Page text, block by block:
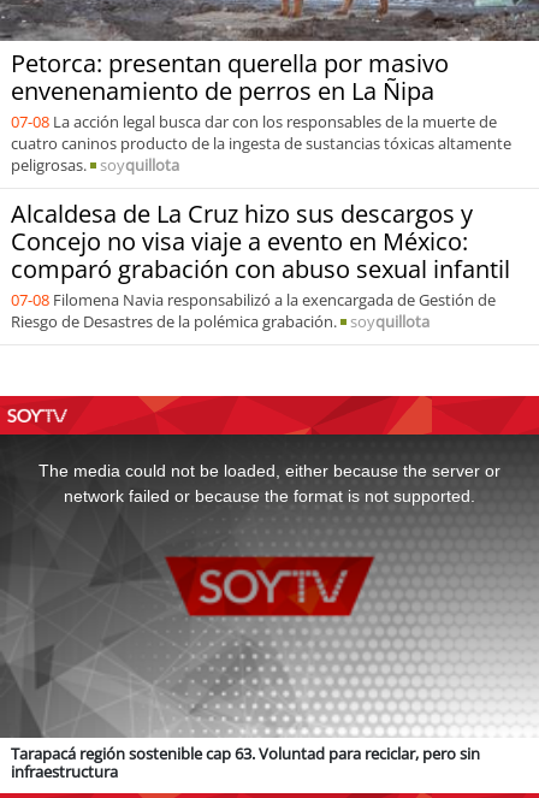
Petorca: presentan querella por masivo
envenenamiento de perros en La Ñipa
07-08 La acción legal busca dar con los responsables de la muerte de
cuatro caninos producto de la ingesta de sustancias tóxicas altamente
peligrosas.
soyquillota
Alcaldesa de La Cruz hizo sus descargos y
Concejo no visa viaje a evento en México:
comparó grabación con abuso sexual infantil
07-08 Filomena Navia responsabilizó a la exencargada de Gestión de
Riesgo de Desastres de la polémica grabación.
soyquillota
The media could not be loaded, either because the server or
network failed or because the format is not supported.
Tarapacá región sostenible cap 63. Voluntad para reciclar, pero sin
infraestructura